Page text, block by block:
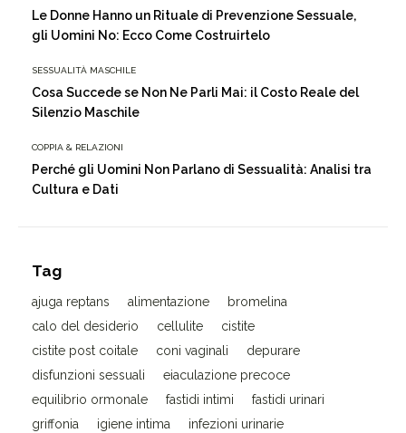
Le Donne Hanno un Rituale di Prevenzione Sessuale,
gli Uomini No: Ecco Come Costruirtelo
SESSUALITÀ MASCHILE
Cosa Succede se Non Ne Parli Mai: il Costo Reale del
Silenzio Maschile
COPPIA & RELAZIONI
Perché gli Uomini Non Parlano di Sessualità: Analisi tra
Cultura e Dati
Tag
ajuga reptans alimentazione
bromelina
calo del desiderio
cellulite
cistite
cistite post coitale
coni vaginali
depurare
disfunzioni sessuali
eiaculazione precoce
equilibrio ormonale
fastidi intimi
fastidi urinari
griffonia
igiene intima
infezioni urinarie